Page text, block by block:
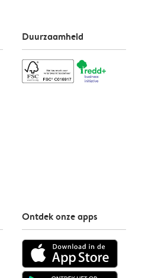
Duurzaamheid
Ontdek onze apps